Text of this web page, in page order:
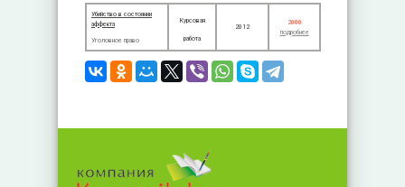
Убийство в состоянии
аффекта
Уголовное право
Курсовая
работа
2012
2000
подробнее